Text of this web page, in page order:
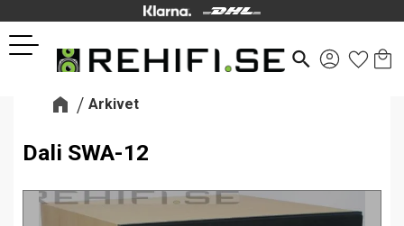
Meny
search
Arkivet
Dali SWA-12